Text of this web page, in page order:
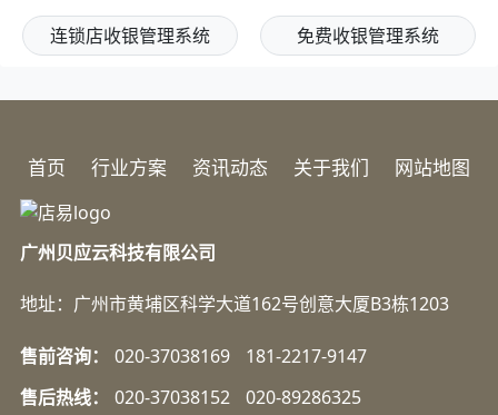
连锁店收银管理系统 免费收银管理系统
首页 行业方案 资讯动态 关于我们 网站地图
广州贝应云科技有限公司
地址：广州市黄埔区科学大道162号创意大厦B3栋1203
售前咨询： 020-37038169
181-2217-9147
售后热线：
020-37038152 020-89286325